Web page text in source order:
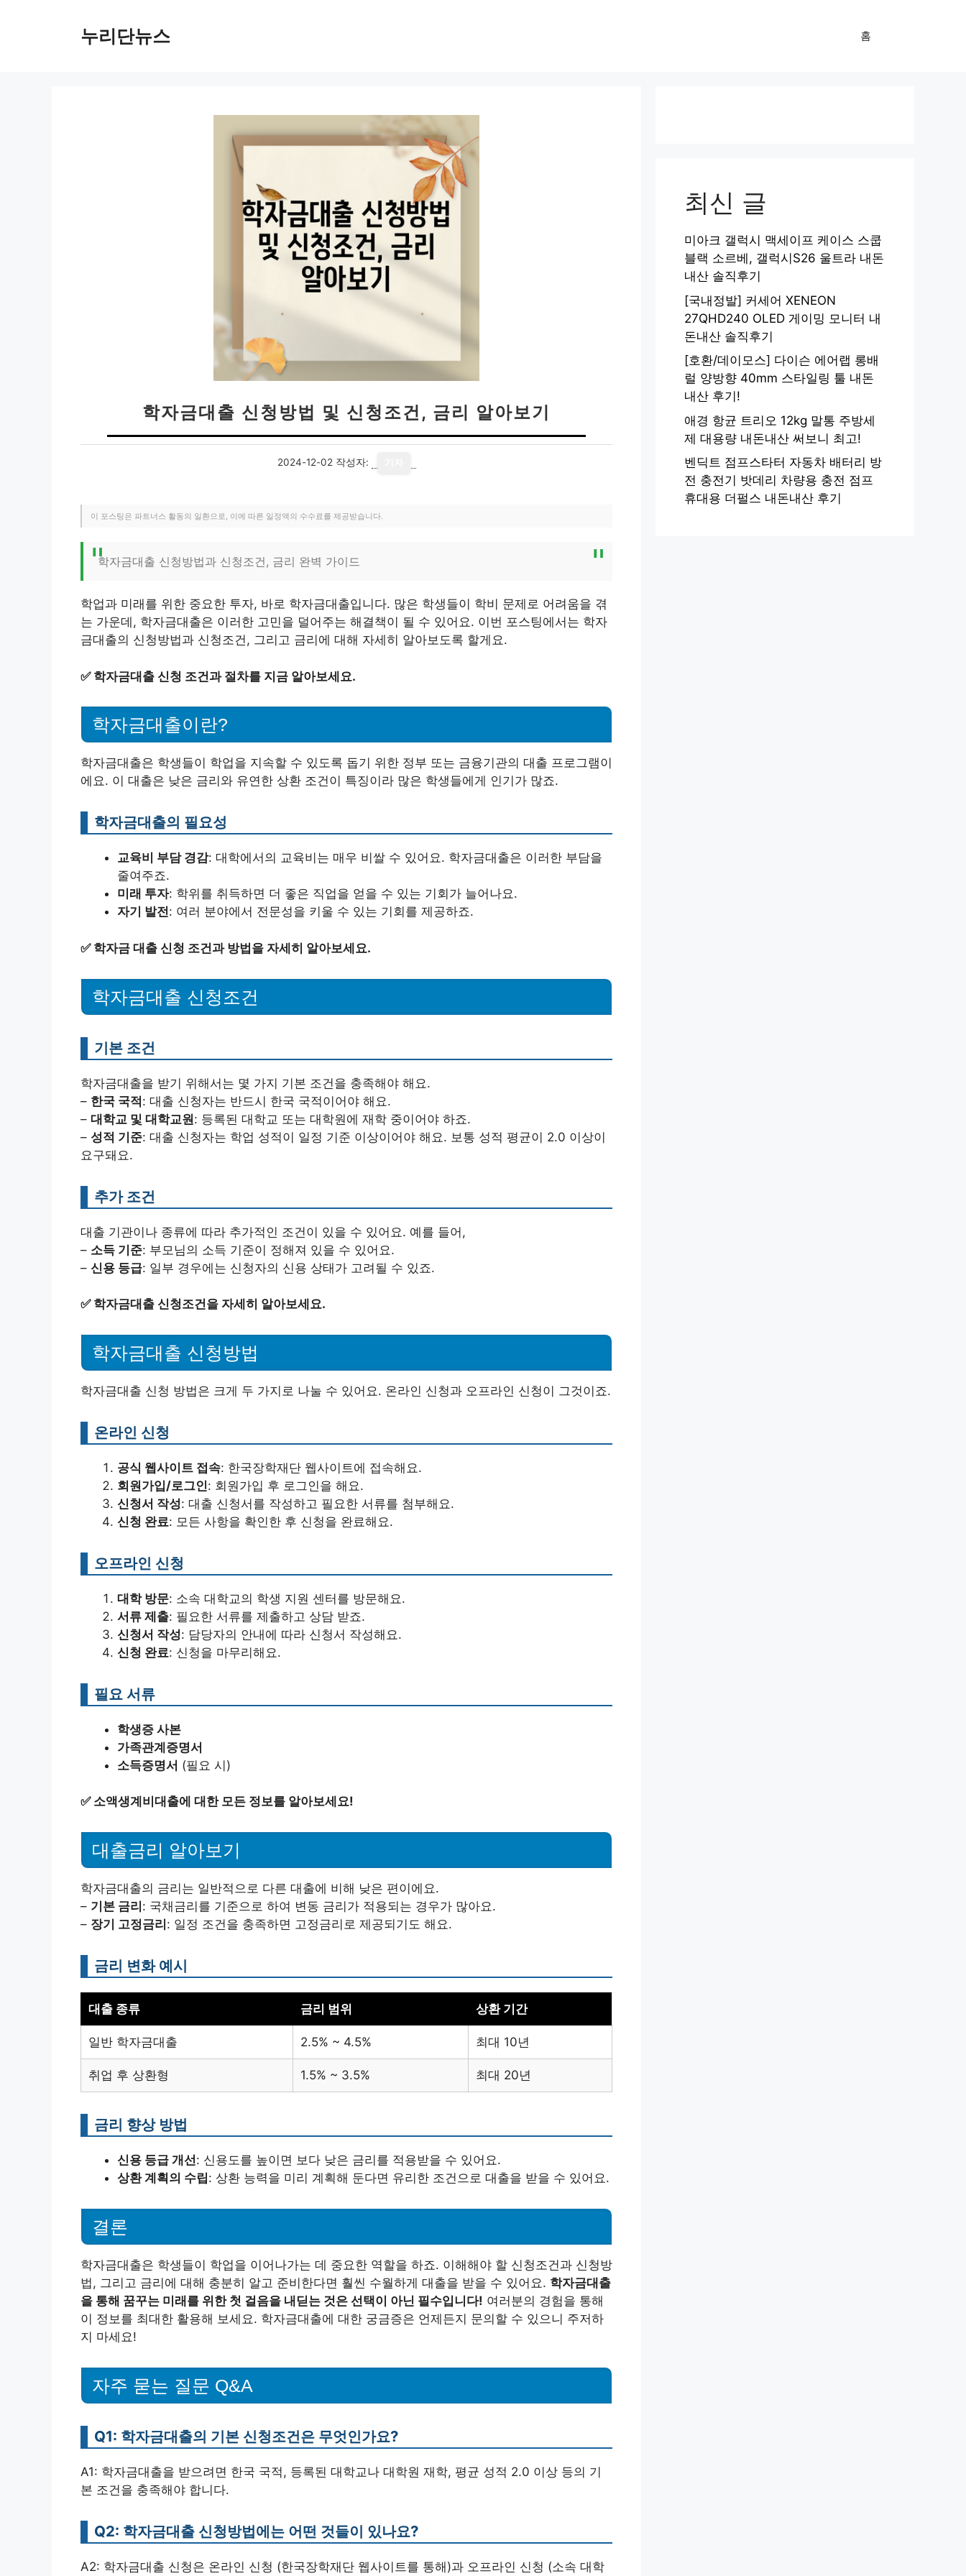
누리단뉴스 홈
학자금대출 신청방법 및 신청조건, 금리 알아보기
2024-12-02 작성자:
이 포스팅은 파트너스 활동의 일환으로, 이에 따른 일정액의 수수료를 제공받습니다.
학자금대출 신청방법과 신청조건, 금리 완벽 가이드
학업과 미래를 위한 중요한 투자, 바로 학자금대출입니다. 많은 학생들이 학비 문제로 어려움을 겪
는 가운데, 학자금대출은 이러한 고민을 덜어주는 해결책이 될 수 있어요. 이번 포스팅에서는 학자
금대출의 신청방법과 신청조건, 그리고 금리에 대해 자세히 알아보도록 할게요.
✅ 학자금대출 신청 조건과 절차를 지금 알아보세요.
학자금대출이란?
학자금대출은 학생들이 학업을 지속할 수 있도록 돕기 위한 정부 또는 금융기관의 대출 프로그램이
에요. 이 대출은 낮은 금리와 유연한 상환 조건이 특징이라 많은 학생들에게 인기가 많죠.
학자금대출의 필요성
교육비 부담 경감: 대학에서의 교육비는 매우 비쌀 수 있어요. 학자금대출은 이러한 부담을
줄여주죠.
미래 투자: 학위를 취득하면 더 좋은 직업을 얻을 수 있는 기회가 늘어나요.
자기 발전: 여러 분야에서 전문성을 키울 수 있는 기회를 제공하죠.
✅ 학자금 대출 신청 조건과 방법을 자세히 알아보세요.
학자금대출 신청조건
기본 조건
학자금대출을 받기 위해서는 몇 가지 기본 조건을 충족해야 해요.
– 한국 국적: 대출 신청자는 반드시 한국 국적이어야 해요.
– 대학교 및 대학교원: 등록된 대학교 또는 대학원에 재학 중이어야 하죠.
– 성적 기준: 대출 신청자는 학업 성적이 일정 기준 이상이어야 해요. 보통 성적 평균이 2.0 이상이
요구돼요.
추가 조건
대출 기관이나 종류에 따라 추가적인 조건이 있을 수 있어요. 예를 들어,
– 소득 기준: 부모님의 소득 기준이 정해져 있을 수 있어요.
– 신용 등급: 일부 경우에는 신청자의 신용 상태가 고려될 수 있죠.
✅ 학자금대출 신청조건을 자세히 알아보세요.
학자금대출 신청방법
학자금대출 신청 방법은 크게 두 가지로 나눌 수 있어요. 온라인 신청과 오프라인 신청이 그것이죠.
온라인 신청
공식 웹사이트 접속: 한국장학재단 웹사이트에 접속해요.
회원가입/로그인: 회원가입 후 로그인을 해요.
신청서 작성: 대출 신청서를 작성하고 필요한 서류를 첨부해요.
신청 완료: 모든 사항을 확인한 후 신청을 완료해요.
오프라인 신청
대학 방문: 소속 대학교의 학생 지원 센터를 방문해요.
서류 제출: 필요한 서류를 제출하고 상담 받죠.
신청서 작성: 담당자의 안내에 따라 신청서 작성해요.
신청 완료: 신청을 마무리해요.
필요 서류
학생증 사본
가족관계증명서
소득증명서 (필요 시)
✅ 소액생계비대출에 대한 모든 정보를 알아보세요!
대출금리 알아보기
학자금대출의 금리는 일반적으로 다른 대출에 비해 낮은 편이에요.
– 기본 금리 : 국채금리를 기준으로 하여 변동 금리가 적용되는 경우가 많아요.
– 장기 고정금리 : 일정 조건을 충족하면 고정금리로 제공되기도 해요.
금리 변화 예시
대출 종류 금리 범위 상환 기간
일반 학자금대출 2.5% ~ 4.5% 최대 10년
취업 후 상환형 1.5% ~ 3.5% 최대 20년
금리 향상 방법
신용 등급 개선: 신용도를 높이면 보다 낮은 금리를 적용받을 수 있어요.
상환 계획의 수립: 상환 능력을 미리 계획해 둔다면 유리한 조건으로 대출을 받을 수 있어요.
결론
학자금대출은 학생들이 학업을 이어나가는 데 중요한 역할을 하죠. 이해해야 할 신청조건과 신청방
법, 그리고 금리에 대해 충분히 알고 준비한다면 훨씬 수월하게 대출을 받을 수 있어요. 학자금대출
을 통해 꿈꾸는 미래를 위한 첫 걸음을 내딛는 것은 선택이 아닌 필수입니다! 여러분의 경험을 통해
이 정보를 최대한 활용해 보세요. 학자금대출에 대한 궁금증은 언제든지 문의할 수 있으니 주저하
지 마세요!
자주 묻는 질문 Q&A
Q1: 학자금대출의 기본 신청조건은 무엇인가요?
A1: 학자금대출을 받으려면 한국 국적, 등록된 대학교나 대학원 재학, 평균 성적 2.0 이상 등의 기
본 조건을 충족해야 합니다.
Q2: 학자금대출 신청방법에는 어떤 것들이 있나요?
A2: 학자금대출 신청은 온라인 신청 (한국장학재단 웹사이트를 통해)과 오프라인 신청 (소속 대학
최신 글
미아크 갤럭시 맥세이프 케이스 스쿱
블랙 소르베, 갤럭시S26 울트라 내돈
내산 솔직후기
[국내정발] 커세어 XENEON
27QHD240 OLED 게이밍 모니터 내
돈내산 솔직후기
[호환/데이모스] 다이슨 에어랩 롱배
럴 양방향 40mm 스타일링 툴 내돈
내산 후기!
애경 항균 트리오 12kg 말통 주방세
제 대용량 내돈내산 써보니 최고!
벤딕트 점프스타터 자동차 배터리 방
전 충전기 밧데리 차량용 충전 점프
휴대용 더펄스 내돈내산 후기